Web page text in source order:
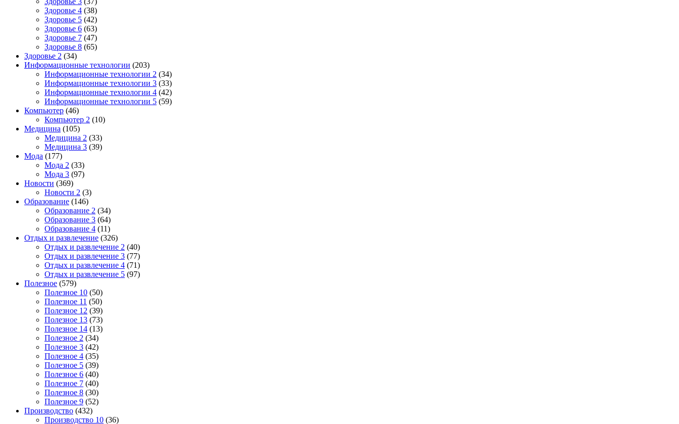
Здоровье 4 (38)
Здоровье 5 (42)
Здоровье 6 (63)
Здоровье 7 (47)
Здоровье 8 (65)
Здоровье 2 (34)
Информационные технологии (203)
Информационные технологии 2 (34)
Информационные технологии 3 (33)
Информационные технологии 4 (42)
Информационные технологии 5 (59)
Компьютер (46)
Компьютер 2 (10)
Медицина (105)
Медицина 2 (33)
Медицина 3 (39)
Мода (177)
Мода 2 (33)
Мода 3 (97)
Новости (369)
Новости 2 (3)
Образование (146)
Образование 2 (34)
Образование 3 (64)
Образование 4 (11)
Отдых и развлечение (326)
Отдых и развлечение 2 (40)
Отдых и развлечение 3 (77)
Отдых и развлечение 4 (71)
Отдых и развлечение 5 (97)
Полезное (579)
Полезное 10 (50)
Полезное 11 (50)
Полезное 12 (39)
Полезное 13 (73)
Полезное 14 (13)
Полезное 2 (34)
Полезное 3 (42)
Полезное 4 (35)
Полезное 5 (39)
Полезное 6 (40)
Полезное 7 (40)
Полезное 8 (30)
Полезное 9 (52)
Производство (432)
Производство 10 (36)